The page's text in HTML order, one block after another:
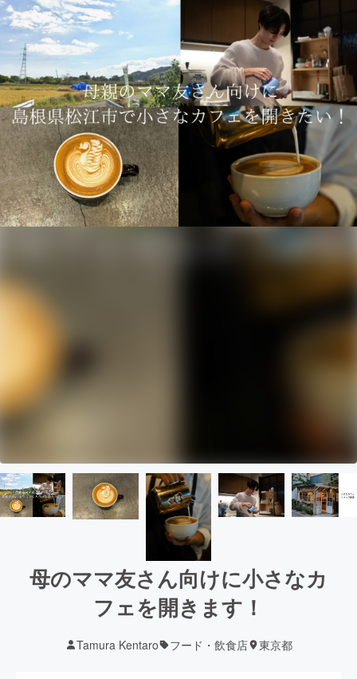
母のママ友さん向けに小さなカ
フェを開きます！
Tamura Kentaro フード・飲食店 東京都